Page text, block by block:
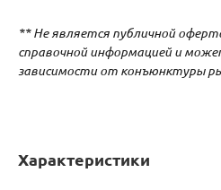
** Не является публичной
справочной информацией и
зависимости от конъюнктуры
Характеристики